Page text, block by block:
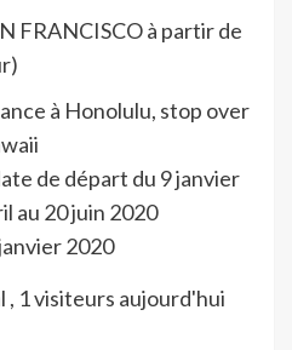
FRANCISCO à partir de
à Honolulu, stop over
de départ du 9 janvier
au 20 juin 2020
2020
, 1 visiteurs aujourd'hui